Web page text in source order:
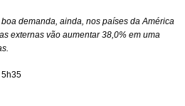
demanda, ainda, nos países da América
externas vão aumentar 38,0% em uma
5h35